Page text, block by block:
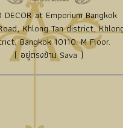
DECOR at Emporium Bangkok
Khlong Tan district,
Bangkok 10110. M Floor.
( อยู่ตรงข้าม Sava )